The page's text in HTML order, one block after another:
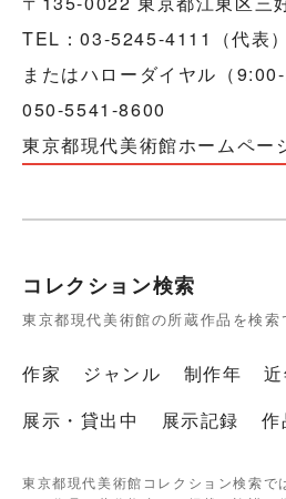
TEL：03-5245-4111（代表）
またはハローダイヤル（
050-5541-8600
東京都現代美術館ホームペー
コレクション検索
東京都現代美術館の所蔵作品を検索
作家 ジャンル 制作年
展示・貸出中
展示記録 作
東京都現代美術館コレクション検索で